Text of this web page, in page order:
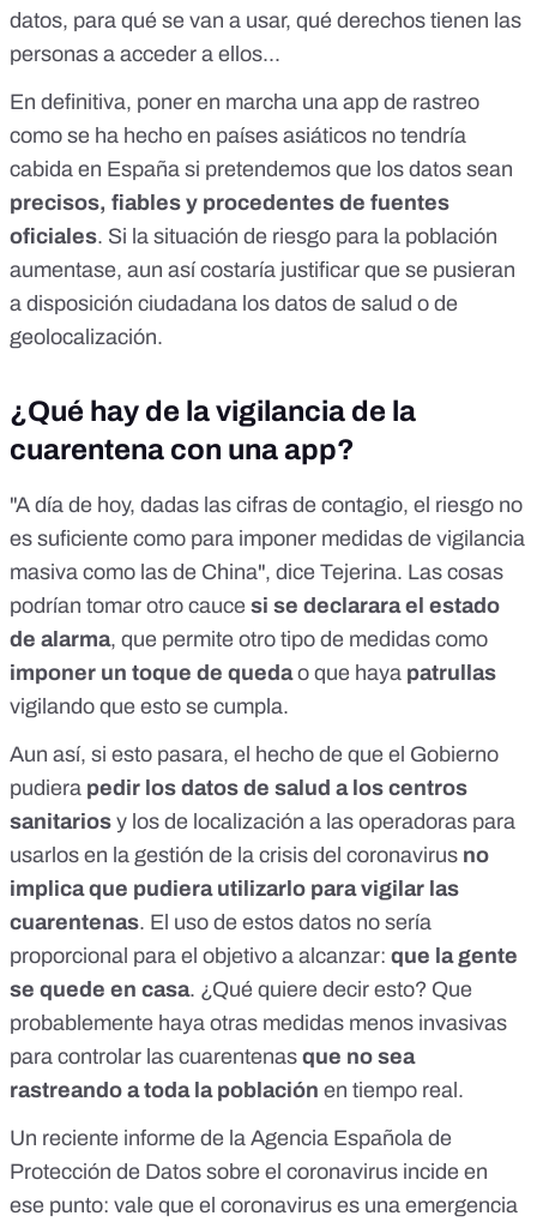
datos, para qué se van a usar, qué derechos tienen las
personas a acceder a ellos...
En definitiva, poner en marcha una app de rastreo
como se ha hecho en países asiáticos no tendría
cabida en España si pretendemos que los datos sean
precisos, fiables y procedentes de fuentes
oficiales. Si la situación de riesgo para la población
aumentase, aun así costaría justificar que se pusieran
a disposición ciudadana los datos de salud o de
geolocalización.
¿Qué hay de la vigilancia de la
cuarentena con una app?
"A día de hoy, dadas las cifras de contagio, el riesgo no
es suficiente como para imponer medidas de vigilancia
masiva como las de China", dice Tejerina. Las cosas
podrían tomar otro cauce si se declarara el estado
de alarma, que permite otro tipo de medidas como
imponer un toque de quedao que haya patrullas
vigilando que esto se cumpla.
Aun así, si esto pasara, el hecho de que el Gobierno
pudiera pedir los datos de salud a los centros
sanitarios y los de localización a las operadoras para
usarlos en la gestión de la crisis del coronavirus no
implica que pudiera utilizarlo para vigilar las
cuarentenas. El uso de estos datos no sería
proporcional para el objetivo a alcanzar: que la gente
se quede en casa. ¿Qué quiere decir esto? Que
probablemente haya otras medidas menos invasivas
para controlar las cuarentenas que no sea
rastreando a toda la población en tiempo real.
Un reciente informe de la Agencia Española de
Protección de Datos sobre el coronavirus incide en
ese punto: vale que el coronavirus es una emergencia